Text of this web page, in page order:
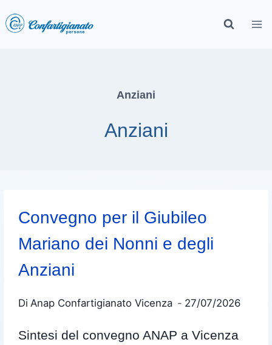
Anziani
Anziani
Convegno per il Giubileo
Mariano dei Nonni e degli
Anziani
Di Anap Confartigianato Vicenza 27/07/2026
Sintesi del convegno ANAP a Vicenza